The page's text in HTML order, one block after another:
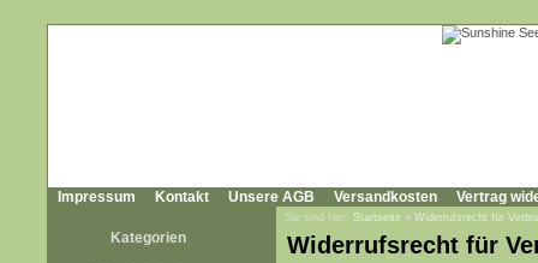
Impressum Kontakt Unsere AGB Versandkosten Vertrag
Kategorien
Sie sind hier: Startseite » Widerrufsrecht für
Widerrufsrecht für